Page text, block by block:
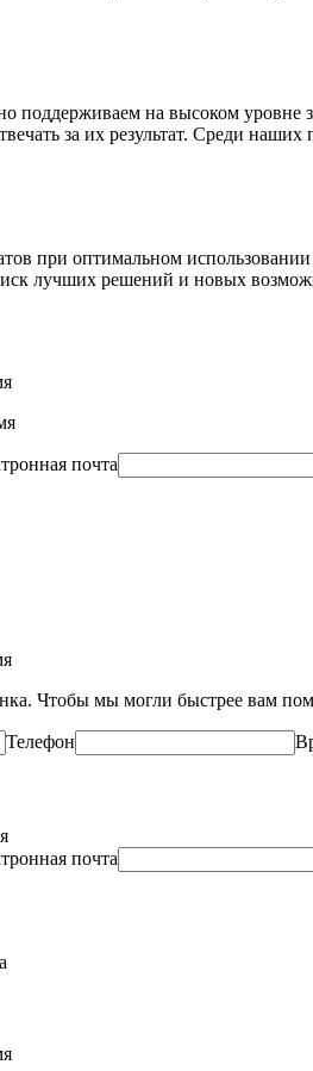
на высоком уровне
за их результат. Среди
при оптимальном использовании
лучших решений и новых
почта
Чтобы мы могли быстрее вам
Телефон
почта